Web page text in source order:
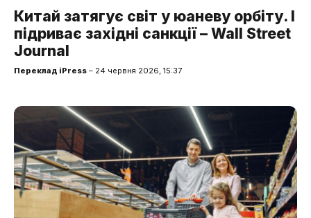
Китай затягує світ у юаневу орбіту. І
підриває західні санкції – Wall Street
Journal
Переклад iPress – 24 червня 2026, 15:37